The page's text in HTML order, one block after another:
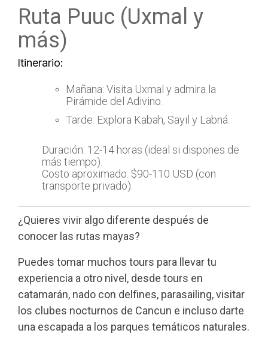
Ruta Puuc (Uxmal y
más)
Itinerario:
Mañana: Visita Uxmal y admira la
Pirámide del Adivino.
Tarde: Explora Kabah, Sayil y Labná.
Duración: 12-14 horas (ideal si dispones de
más tiempo).
Costo aproximado: $90-110 USD (con
transporte privado).
¿Quieres vivir algo diferente después de
conocer las rutas mayas?
Puedes tomar muchos tours para llevar tu
experiencia a otro nivel, desde tours en
catamarán, nado con delfines, parasailing, visitar
los clubes nocturnos de Cancun e incluso darte
una escapada a los parques temáticos naturales.